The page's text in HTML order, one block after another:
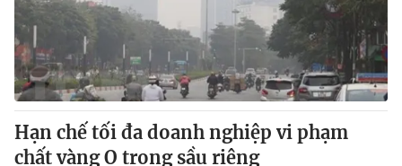
Hạn chế tối đa doanh nghiệp vi phạm
chất vàng O trong sầu riêng